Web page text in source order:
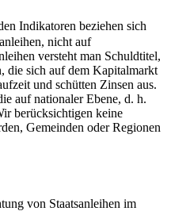
Indikatoren beziehen sich
nicht auf
versteht man Schuldtitel,
die sich auf dem Kapitalmarkt
und schütten Zinsen aus.
auf nationaler Ebene, d. h.
berücksichtigen keine
Gemeinden oder Regionen
von Staatsanleihen im